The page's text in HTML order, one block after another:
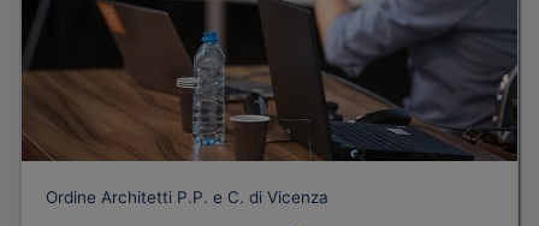
Ordine Architetti P.P. e C. di Vicenza